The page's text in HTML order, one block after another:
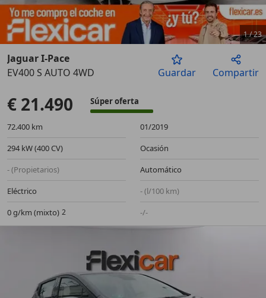
Anterior
1/23
Jaguar I-Pace
EV400 S AUTO 4WD
Guardar Compartir
€ 21.490 Súper oferta
72.400 km
01/2019
294 kW (400 CV)
Ocasión
- (Propietarios)
Automático
Eléctrico
- (l/100 km)
0 g/km (mixto)
-/-